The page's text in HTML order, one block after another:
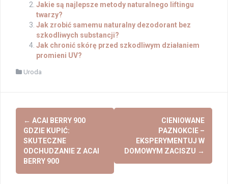
Jakie są najlepsze metody naturalnego liftingu
twarzy?
Jak zrobić samemu naturalny dezodorant bez
szkodliwych substancji?
Jak chronić skórę przed szkodliwym działaniem
promieni UV?
Uroda
Post
navigation
← ACAI BERRY 900
GDZIE KUPIĆ:
SKUTECZNE
ODCHUDZANIE Z ACAI
BERRY 900
CIENIOWANE
PAZNOKCIE –
EKSPERYMENTUJ W
DOMOWYM ZACISZU →